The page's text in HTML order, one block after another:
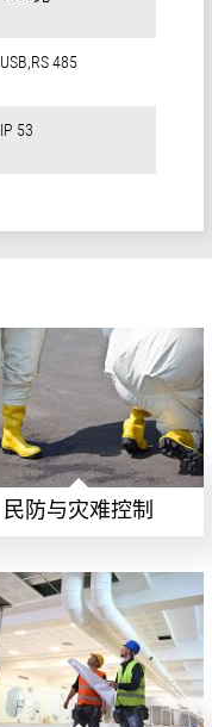
USB,RS 485
IP 53
民防与灾难控制